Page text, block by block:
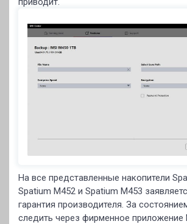
На все представленные накопители
Spatium M452 и Spatium M453
гарантия производителя. За
следить через фирменное приложение